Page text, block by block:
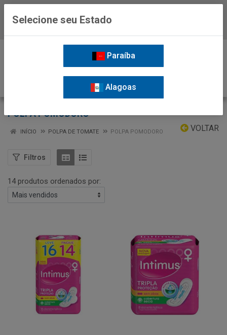
POLPA POMODORO
VOLTAR
INÍCIO POLPA DE TOMATE POLPA POMODORO
Filtros
14 produtos ordenados por:
Selecione seu Estado
Paraíba
Alagoas